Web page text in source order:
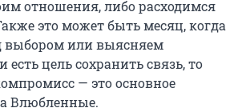
отношения, либо расходимся
это может быть месяц, когда
выбором или выясняем
цель сохранить связь, то
— это основное
Влюбленные.